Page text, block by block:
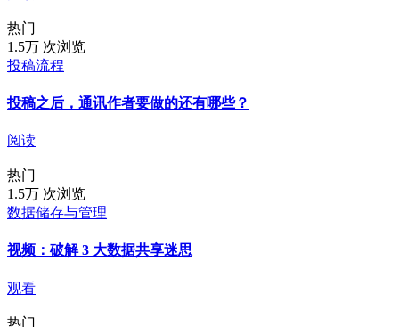
热门
1.5万 次浏览
投稿流程
投稿之后，通讯作者要做的还有哪些？
阅读
热门
1.5万 次浏览
数据储存与管理
视频：破解 3 大数据共享迷思
观看
热门